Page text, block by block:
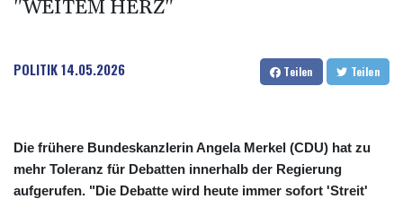
"WEITEM HERZ"
POLITIK14.05.2026 Teilen Teilen
Die frühere Bundeskanzlerin Angela Merkel (CDU) hat zu
mehr Toleranz für Debatten innerhalb der Regierung
aufgerufen. "Die Debatte wird heute immer sofort 'Streit'